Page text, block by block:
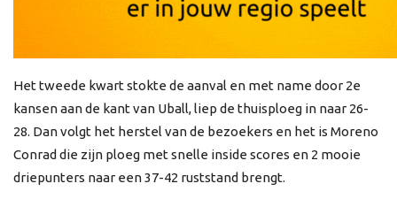
Het tweede kwart stokte de aanval en met name door 2e
kansen aan de kant van Uball, liep de thuisploeg in naar 26-
28. Dan volgt het herstel van de bezoekers en het is Moreno
Conrad die zijn ploeg met snelle inside scores en 2 mooie
driepunters naar een 37-42 ruststand brengt.